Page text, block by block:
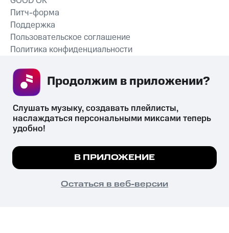
СКАЧАТЬ ПРИЛОЖЕНИЕ
Питч-форма
Поддержка
Пользовательское соглашение
Политика конфиденциальности
психотропных веществ, их аналогов причиняет вред здоровью,
их незаконный оборот запрещён и влечёт установленную
законодательством ответственность.
© 2026 ООО «КИОН».
Все права защищены
Мы используем куки, чтобы на сайте все
Подробнее
ПОНЯТНО
Слушать музыку, создавать плейлисты,
наслаждаться персональными миксами теперь
удобно!
В ПРИЛОЖЕНИЕ
Остаться в веб-версии